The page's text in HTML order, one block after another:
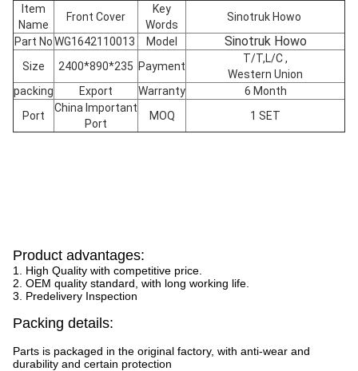
Item
Name
Front Cover
Key
Words
Sinotruk Howo
Part NoWG1642110013 Model Sinotruk Howo
Size 2400*890*235 Payment
T/T,L/C ,
Western Union
packing
Export Warranty
6 Month
Port
China Important
Port
MOQ 1 SET
Product advantages:
1. High Quality with competitive price.
2. OEM quality standard, with long working life.
3. Predelivery Inspection
Packing details:
Parts is packaged in the original factory, with anti-wear and
durability and certain protection